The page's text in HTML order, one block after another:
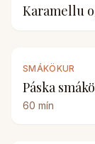
Karamellu
SMÁKÖKUR
Páska
60 mín